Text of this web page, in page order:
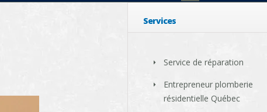
Services
Service de réparation
Entrepreneur plomberie
résidentielle Québec